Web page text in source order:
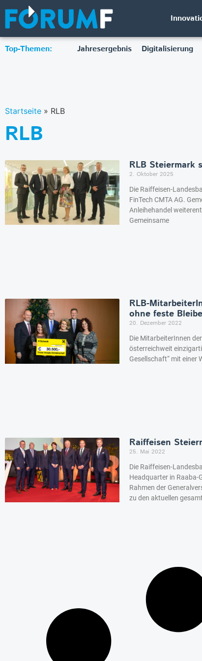
Top-Themen: Jahresergebnis Digitalisierung
Startseite » RLB
RLB
RLB Steiermark
2. Oktober 2025
Die Raiffeisen-
FinTech CMTA AG.
Anleihehandel
Gemeinsame
RLB-
ohne feste Bleibe
20. Dezember 2022
Die MitarbeiterInnen
österreichweit
Gesellschaft“ mit einer
Raiffeisen
25. Mai 2022
Die Raiffeisen-
Headquarter in
Rahmen der
zu den aktuellen